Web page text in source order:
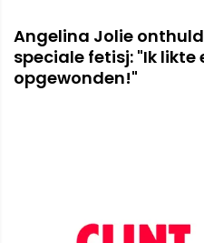
Angelina Jolie
speciale fetisj: "Ik likte
opgewonden!"